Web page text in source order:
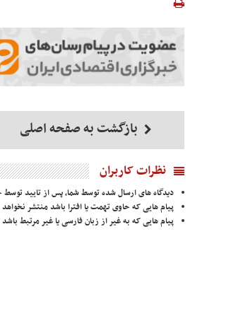
بازگشت به صفحه اصلی
نظرات کاربران
دیدگاه های ارسال شده توسط شما، پس از تایید
پیام هایی که حاوی تهمت یا افترا باشد منتشر
پیام هایی که به غیر از زبان فارسی یا غیر مرتبط